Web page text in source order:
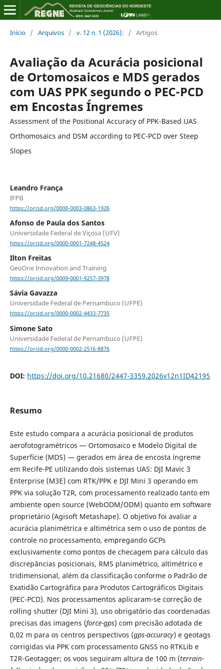
Início / Arquivos / v. 12 n. 1 (2026): / Artigos
Avaliação da Acurácia posicional
de Ortomosaicos e MDS gerados
com UAS PPK segundo o PEC-PCD
em Encostas Íngremes
Assessment of the Positional Accuracy of PPK-Based UAS
Orthomosaics and DSM according to PEC-PCD over Steep
Slopes
Leandro França
IFPB
https://orcid.org/0000-0003-0863-1926
Afonso de Paula dos Santos
Universidade Federal de Viçosa (UFV)
https://orcid.org/0000-0001-7248-4524
Ilton Freitas
GeoOne Innovation and Training
https://orcid.org/0009-0001-9257-3978
Sávia Gavazza
Universidade Federal de Pernambuco (UFPE)
https://orcid.org/0000-0002-4433-7735
Simone Sato
Universidade Federal de Pernambuco (UFPE)
https://orcid.org/0000-0002-2516-8876
DOI: https://doi.org/10.21680/2447-3359.2026v12n1ID42195
Resumo
Este estudo compara a acurácia posicional de produtos
aerofotogramétricos — Ortomosaico e Modelo Digital de
Superfície (MDS) — gerados em área de encosta íngreme
em Recife-PE utilizando dois sistemas UAS: DJI Mavic 3
Enterprise (M3E) com RTK/PPK e DJI Mini 3 operando em
PPK via solução T2R, com processamento realizado tanto em
ambiente open source (WebODM/ODM) quanto em software
proprietário (Agisoft Metashape). O objetivo foi avaliar a
acurácia planimétrica e altimétrica sem o uso de pontos de
controle no processamento, empregando GCPs
exclusivamente como pontos de checagem para cálculo das
discrepâncias posicionais, RMS planimétrico, altimétrico e
tridimensional, além da classificação conforme o Padrão de
Exatidão Cartográfica para Produtos Cartográficos Digitais
(PEC-PCD). Nos processamentos aplicaram-se correção de
rolling shutter (DJI Mini 3), uso obrigatório das coordenadas
precisas das imagens (force-gps) com precisão adotada de
0,02 m para os centros perspectivos (gps-accuracy) e geotags
corrigidas via PPK com processamento GNSS no RTKLib e
T2R-Geotagger; os voos seguiram altura de 100 m (terrain-